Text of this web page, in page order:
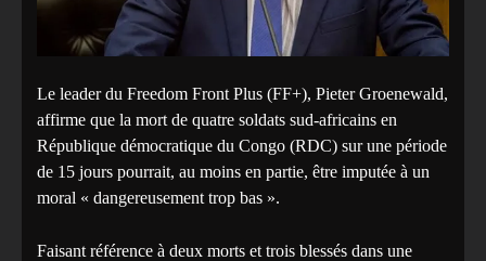
Le leader du Freedom Front Plus (FF+), Pieter Groenewald,
affirme que la mort de quatre soldats sud-africains en
République démocratique du Congo (RDC) sur une période
de 15 jours pourrait, au moins en partie, être imputée à un
moral « dangereusement trop bas ».
Faisant référence à deux morts et trois blessés dans une